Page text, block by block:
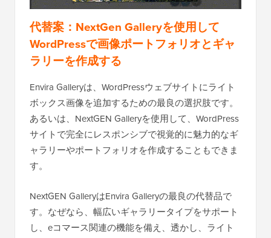
代替案：NextGen Galleryを使用して
WordPressで画像ポートフォリオとギャ
ラリーを作成する
Envira Galleryは、WordPressウェブサイトにライト
ボックス画像を追加するための最良の選択肢です。
あるいは、NextGEN Galleryを使用して、WordPress
サイトで完全にレスポンシブで視覚的に魅力的なギ
ャラリーやポートフォリオを作成することもできま
す。
NextGEN GalleryはEnvira Galleryの最良の代替品で
す。なぜなら、幅広いギャラリータイプをサポート
し、eコマース関連の機能を備え、透かし、ライト